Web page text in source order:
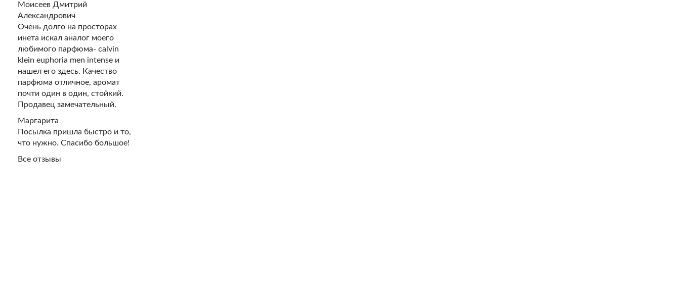
Моисеев Дмитрий
Александрович
Очень долго на просторах
инета искал аналог моего
любимого парфюма- calvin
klein euphoria men intense и
нашел его здесь. Качество
парфюма отличное, аромат
почти один в один, стойкий.
Продавец замечательный.
Маргарита
Посылка пришла быстро и то,
что нужно. Спасибо большое!
Все отзывы